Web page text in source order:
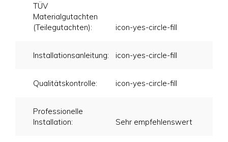
TÜV
Materialgutachten
(Teilegutachten):
icon-yes-circle-fill
Installationsanleitung: icon-yes-circle-fill
Qualitätskontrolle: icon-yes-circle-fill
Professionelle
Installation:
Sehr empfehlenswert